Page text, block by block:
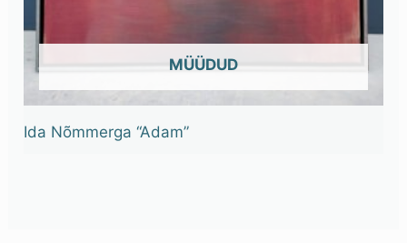
OUT OF STOCK
Ida Nõmmerga “Adam”